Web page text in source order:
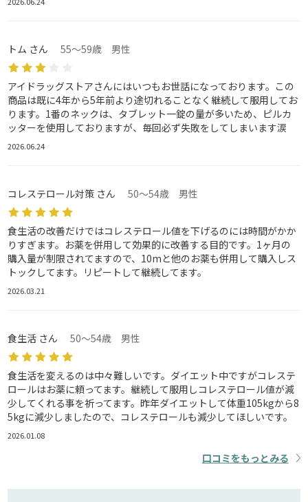
トム さん 55～59歳 男性
アイドラッグストアさんにはいつもお世話になっております。この
商品は既に4年から5年前より途切れることなく継続して服用してお
ります。1番のネックは、タブレット一錠の量が多いため、ピルカ
ッターを使用しておりますが、毎回必ず失敗をしてしまいます涙
2026.06.24
コレステロール対策 さん 50～54歳 男性
食生活の改善だけではコレステロール値を下げるのには時間がかか
りすぎます。お薬を併用して効果的に改善する目的です。1ヶ月の
購入量が制限されてますので、10mと他のお薬も併用して購入しス
トックしてます。リピートして継続してます。
2026.03.21
食生活 さん 50～54歳 男性
食生活を変えるのは中々難しいです。ダイエット中ですがコレステ
ロールはお薬に頼ってます。継続して服用しコレステロール値が減
少してくれる事を祈ってます。昨年ダイエットして体重105kgから8
5kgに減少しましたので、コレステロールも減少してほしいです。
2026.01.08
口コミをもっとみる